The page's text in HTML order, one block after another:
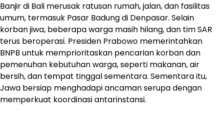
Banjir di Bali merusak ratusan rumah, jalan, dan fasilitas
umum, termasuk Pasar Badung di Denpasar. Selain
korban jiwa, beberapa warga masih hilang, dan tim SAR
terus beroperasi. Presiden Prabowo memerintahkan
BNPB untuk memprioritaskan pencarian korban dan
pemenuhan kebutuhan warga, seperti makanan, air
bersih, dan tempat tinggal sementara. Sementara itu,
Jawa bersiap menghadapi ancaman serupa dengan
memperkuat koordinasi antarinstansi.